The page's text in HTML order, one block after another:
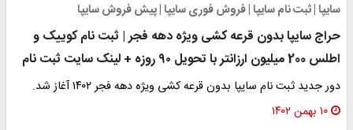
سایپا | ثبت نام سایپا | فروش فوری سایپا | پیش فروش سایپا
حراج سایپا بدون قرعه کشی ویژه دهه فجر | ثبت نام کوییک و
اطلس 200 میلیون ارزانتر با تحویل ۹۰ روزه + لینک سایت ثبت نام
دور جدید ثبت نام سایپا بدون قرعه کشی ویژه دهه فجر ۱۴۰۲ آغاز شد.
۱۰ بهمن ۱۴۰۲